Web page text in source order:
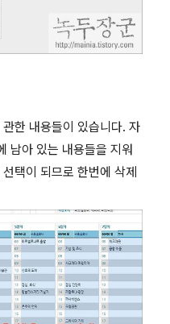
한 내용들이 있습니다. 자
남아 있는 내용들을 지워
택이 되므로 한번에 삭제